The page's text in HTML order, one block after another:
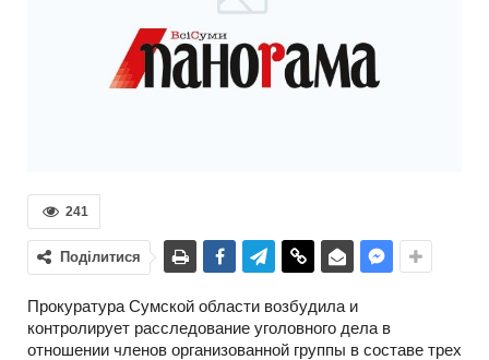
241
Поділитися
Прокуратура Сумской области возбудила и
контролирует расследование уголовного дела в
отношении членов организованной группы в составе трех